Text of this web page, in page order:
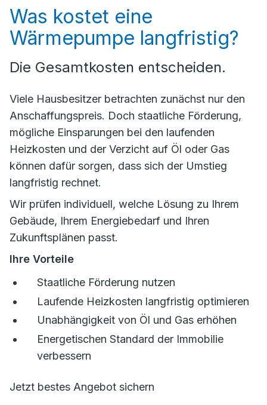
Was kostet eine
Wärmepumpe langfristig?
Die Gesamtkosten entscheiden.
Viele Hausbesitzer betrachten zunächst nur den
Anschaffungspreis. Doch staatliche Förderung,
mögliche Einsparungen bei den laufenden
Heizkosten und der Verzicht auf Öl oder Gas
können dafür sorgen, dass sich der Umstieg
langfristig rechnet.
Wir prüfen individuell, welche Lösung zu Ihrem
Gebäude, Ihrem Energiebedarf und Ihren
Zukunftsplänen passt.
Ihre Vorteile
Staatliche Förderung nutzen
Laufende Heizkosten langfristig optimieren
Unabhängigkeit von Öl und Gas erhöhen
Energetischen Standard der Immobilie
verbessern
Jetzt bestes Angebot sichern